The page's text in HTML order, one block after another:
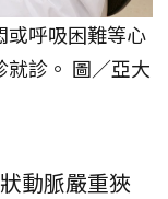
或呼吸困難等心
診。 圖／亞大
動脈嚴重狹